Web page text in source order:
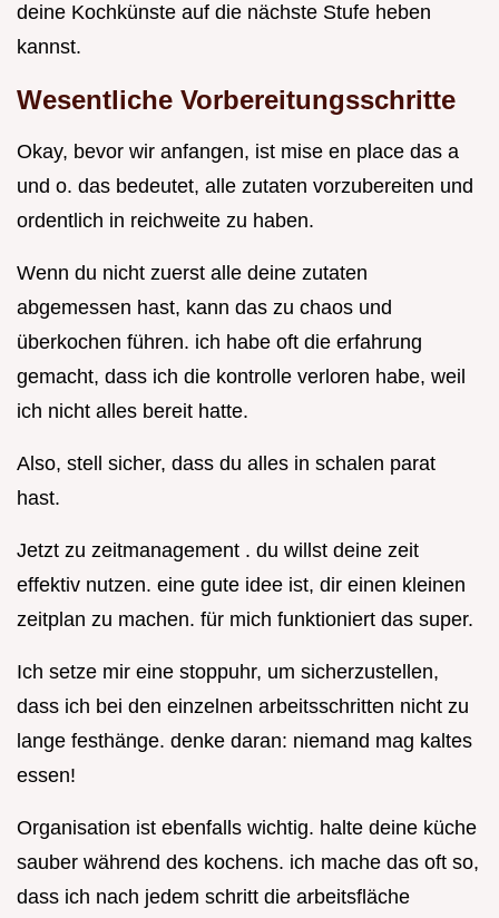
deine Kochkünste auf die nächste Stufe heben
kannst.
Wesentliche Vorbereitungsschritte
Okay, bevor wir anfangen, ist mise en place das a
und o. das bedeutet, alle zutaten vorzubereiten und
ordentlich in reichweite zu haben.
Wenn du nicht zuerst alle deine zutaten
abgemessen hast, kann das zu chaos und
überkochen führen. ich habe oft die erfahrung
gemacht, dass ich die kontrolle verloren habe, weil
ich nicht alles bereit hatte.
Also, stell sicher, dass du alles in schalen parat
hast.
Jetzt zu zeitmanagement . du willst deine zeit
effektiv nutzen. eine gute idee ist, dir einen kleinen
zeitplan zu machen. für mich funktioniert das super.
Ich setze mir eine stoppuhr, um sicherzustellen,
dass ich bei den einzelnen arbeitsschritten nicht zu
lange festhänge. denke daran: niemand mag kaltes
essen!
Organisation ist ebenfalls wichtig. halte deine küche
sauber während des kochens. ich mache das oft so,
dass ich nach jedem schritt die arbeitsfläche